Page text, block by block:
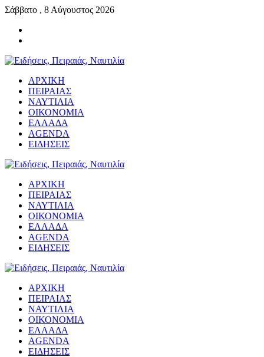
Σάββατο , 8 Αύγουστος 2026
ΑΡΧΙΚΗ
ΠΕΙΡΑΙΑΣ
ΝΑΥΤΙΛΙΑ
ΟΙΚΟΝΟΜΙΑ
ΕΛΛΑΔΑ
AGENDA
ΕΙΔΗΣΕΙΣ
ΑΡΧΙΚΗ
ΠΕΙΡΑΙΑΣ
ΝΑΥΤΙΛΙΑ
ΟΙΚΟΝΟΜΙΑ
ΕΛΛΑΔΑ
AGENDA
ΕΙΔΗΣΕΙΣ
ΑΡΧΙΚΗ
ΠΕΙΡΑΙΑΣ
ΝΑΥΤΙΛΙΑ
ΟΙΚΟΝΟΜΙΑ
ΕΛΛΑΔΑ
AGENDA
ΕΙΔΗΣΕΙΣ